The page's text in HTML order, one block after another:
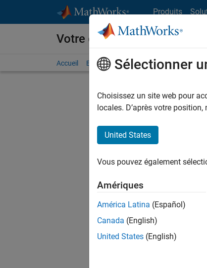
Produits
Votre carrière chez
Accueil Explorer nos opportunités Adresses
Sélectionner
Choisissez un site web pour
locales. D’après votre
United States
Vous pouvez également
Amériques
América Latina (Español)
Canada (English)
United States (English)